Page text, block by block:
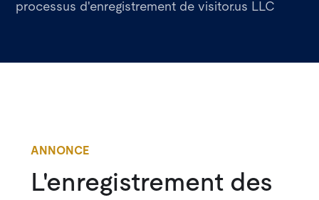
processus d'enregistrement de visitor.us LLC
ANNONCE
L'enregistrement des